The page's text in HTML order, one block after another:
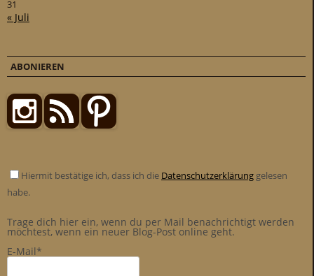
31
« Juli
ABONIEREN
Hiermit bestätige ich, dass ich die Datenschutzerklärung gelesen
habe.
Trage dich hier ein, wenn du per Mail benachrichtigt werden
möchtest, wenn ein neuer Blog-Post online geht.
E-Mail*